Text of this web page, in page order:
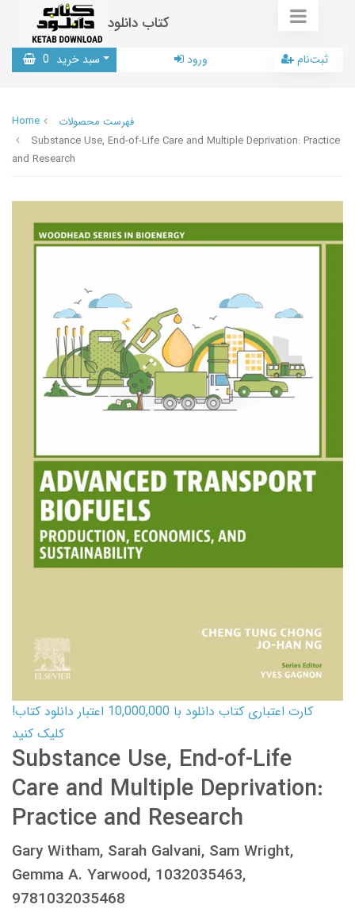
کتاب دانلود
سبد خرید 0 ورود ثبت‌نام
Home
فهرست محصولات
Substance Use, End-of-Life Care and Multiple Deprivation: Practice
and Research
کارت اعتباری کتاب دانلود با 10,000,000 اعتبار دانلود کتاب!
کلیک کنید
Substance Use, End-of-Life
Care and Multiple Deprivation:
Practice and Research
Gary Witham, Sarah Galvani, Sam Wright,
Gemma A. Yarwood, 1032035463,
9781032035468